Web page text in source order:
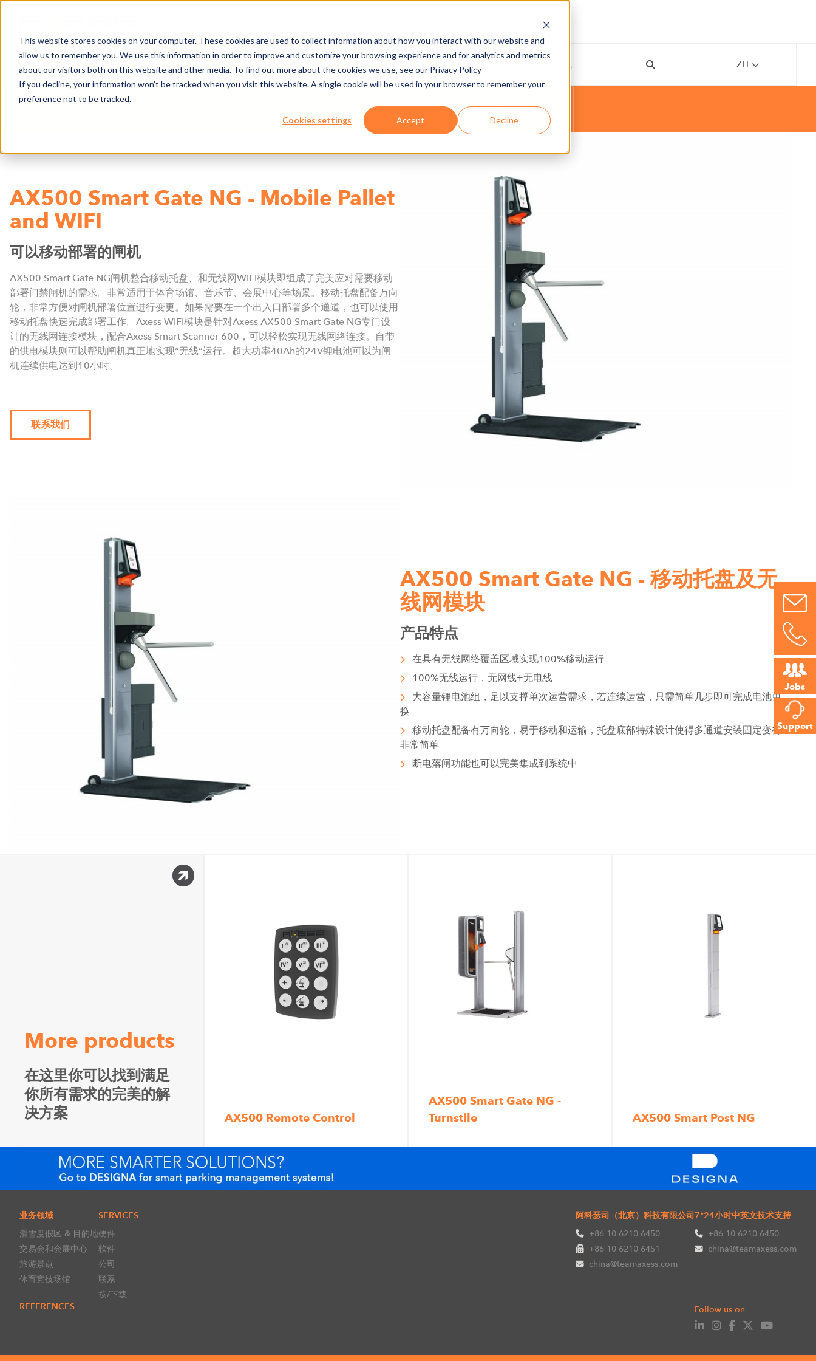
This website stores cookies on your computer. These cookies are used to collect information about how you interact with our website and
allow us to remember you. We use this information in order to improve and customize your browsing experience and for analytics and metrics
about our visitors both on this website and other media. To find out more about the cookies we use, see our Privacy Policy
If you decline, your information won’t be tracked when you visit this website. A single cookie will be used in your browser to remember your
preference not to be tracked.
Cookies settings Accept Decline
新闻 业务领域 公司 发布/下载 工作机会 线上学院 ZH
Jobs
Support
AX500 SMART GATE NG - MOBILE PALLET AND WIFI
AX500 Smart Gate NG - Mobile Pallet
and WIFI
可以移动部署的闸机
AX500 Smart Gate NG闸机整合移动托盘、和无线网WIFI模块即组成了完美应对需要移动
部署门禁闸机的需求。非常适用于体育场馆、音乐节、会展中心等场景。移动托盘配备万向
轮，非常方便对闸机部署位置进行变更。如果需要在一个出入口部署多个通道，也可以使用
移动托盘快速完成部署工作。Axess WIFI模块是针对Axess AX500 Smart Gate NG专门设
计的无线网连接模块，配合Axess Smart Scanner 600，可以轻松实现无线网络连接。自带
的供电模块则可以帮助闸机真正地实现“无线”运行。超大功率40Ah的24V锂电池可以为闸
机连续供电达到10小时。
联系我们
AX500 Smart Gate NG - 移动托盘及无
线网模块
产品特点
在具有无线网络覆盖区域实现100%移动运行
100%无线运行，无网线+无电线
大容量锂电池组，足以支撑单次运营需求，若连续运营，只需简单几步即可完成电池更
换
移动托盘配备有万向轮，易于移动和运输，托盘底部特殊设计使得多通道安装固定变得
非常简单
断电落闸功能也可以完美集成到系统中
More products
在这里你可以找到满足
你所有需求的完美的解
决方案
AX500 Remote Control
AX500 Smart Gate NG -
Turnstile
AX500 Smart Post NG
业务领域
滑雪度假区 & 目的地
交易会和会展中心
旅游景点
体育竞技场馆
REFERENCES
SERVICES
硬件
软件
公司
联系
按/下载
阿科瑟司（北京）科技有限公司
+86 10 6210 6450
+86 10 6210 6451
china@teamaxess.com
7*24小时中英文技术支持
+86 10 6210 6450
china@teamaxess.com
Follow us on